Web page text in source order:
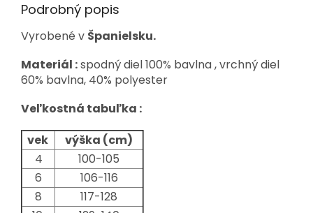
Podrobný popis
Vyrobené v Španielsku.
Materiál :spodný diel 100% bavlna , vrchný diel
60% bavlna, 40% polyester
Veľkostná tabuľka :
vek
výška (cm)
4
100-105
6
106-116
8
117-128